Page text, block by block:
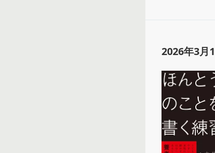
2026年3月